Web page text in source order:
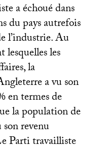
a échoué dans
du pays autrefois
l’industrie. Au
lesquelles les
la
a vu son
en termes de
la population de
revenu
Parti travailliste